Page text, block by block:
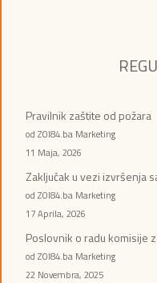
Pravilnik zaštite od požara
od ZOI84.ba Marketing
11 Maja, 2026
Zaključak u vezi izvršenja
od ZOI84.ba Marketing
17 Aprila, 2026
Poslovnik o radu komisije
od ZOI84.ba Marketing
22 Novembra, 2025